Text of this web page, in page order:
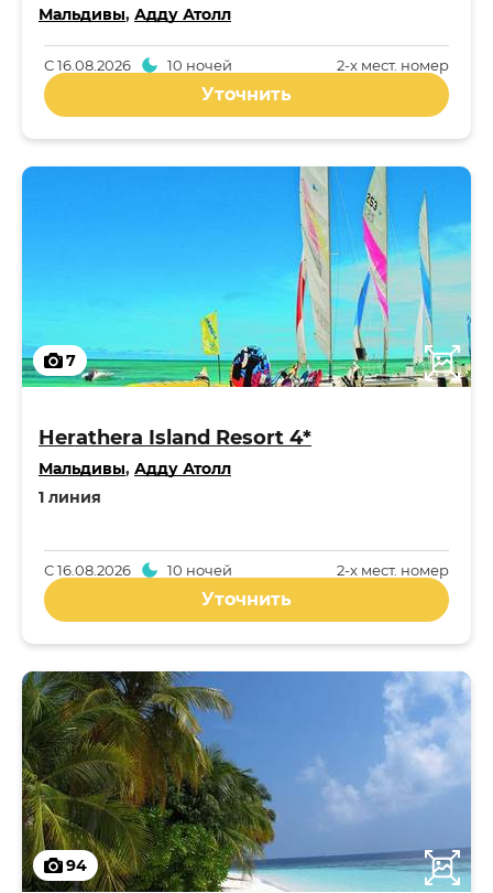
Мальдивы, Адду Атолл
2-x мест. номер
С16.08.2026 10 ночей
Уточнить
7
Herathera Island Resort 4*
Мальдивы, Адду Атолл
1 линия
2-x мест. номер
С16.08.2026 10 ночей
Уточнить
94